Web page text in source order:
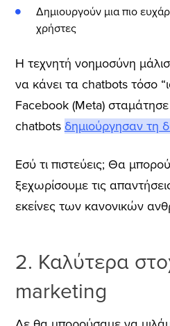
Δημιουργούν μια πιο
χρήστες
Η τεχνητή νοημοσύνη
να κάνει τα chatbots τόσο
Facebook (Meta)
chatbots δημιούργησαν τη
Εσύ τι πιστεύεις; Θα
ξεχωρίσουμε τις
εκείνες των κανονικών
2. Καλύτερα
marketing